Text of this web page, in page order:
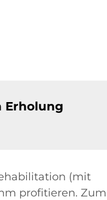
Erholung
(mit
profitieren.